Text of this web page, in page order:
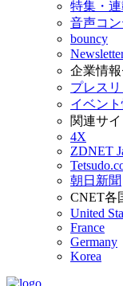
特集・
音声コ
bouncy
企業情
プレス
イベン
関連サイ
4X
ZDNET
朝日新聞
CNET各
United
France
Germany
Korea